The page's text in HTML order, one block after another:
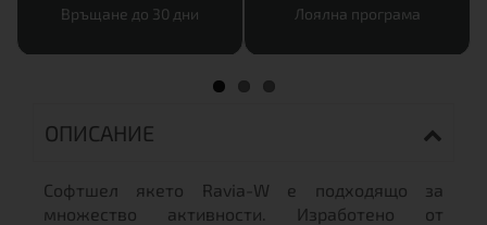
Връщане до 30 дни Лоялна програма
ОПИСАНИЕ
Софтшел якето Ravia-W е подходящо за
множество активности. Изработено от